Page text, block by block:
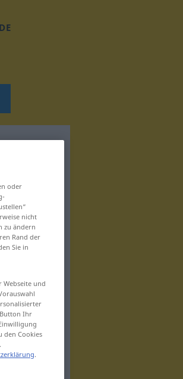
DE
oder
nicht
zu ändern
Rand der
Sie in
und
Ihr
den Cookies
.